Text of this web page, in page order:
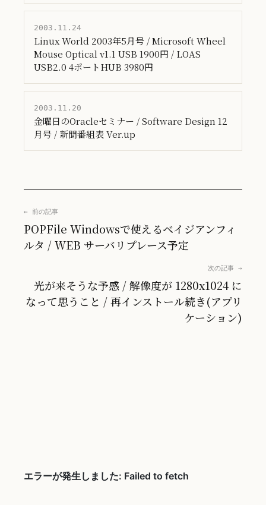
2003.11.24
Linux World 2003年5月号 / Microsoft Wheel
Mouse Optical v1.1 USB 1900円 / LOAS
USB2.0 4ポートHUB 3980円
2003.11.20
金曜日のOracleセミナー / Software Design 12
月号 / 新聞番組表 Ver.up
← 前の記事
POPFile Windowsで使えるベイジアンフィ
ルタ / WEB サーバリプレース予定
次の記事 →
光が来そうな予感 / 解像度が 1280x1024 に
なって思うこと / 再インストール続き(アプリ
ケーション)